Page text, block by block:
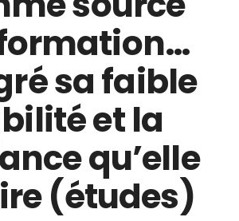
sa faible
et la
qu’elle
(études)